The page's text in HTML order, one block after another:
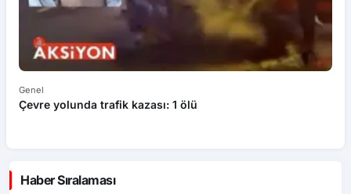
Genel
Çevre yolunda trafik kazası: 1 ölü
Haber Sıralaması